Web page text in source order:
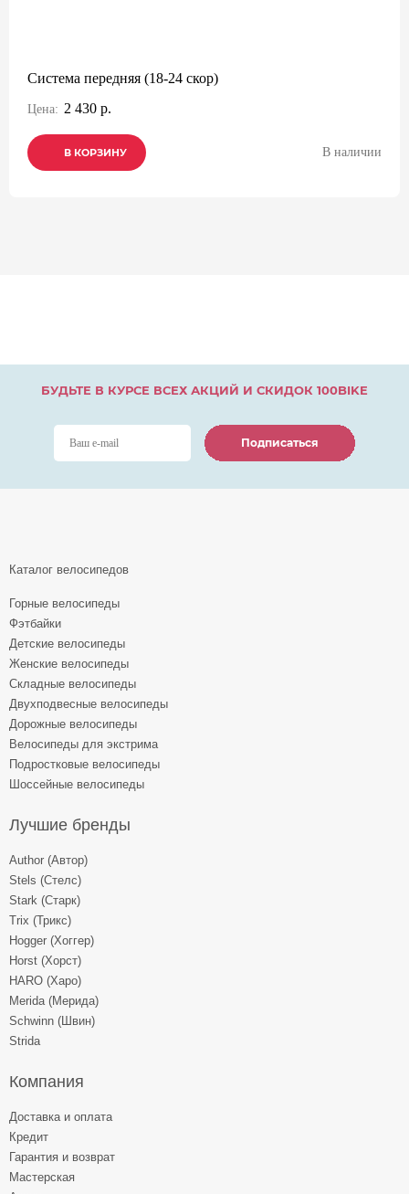
Система передняя (18-24 скор)
Цена: 2 430 р.
В КОРЗИНУ
В КОРЗИНУ
В КОРЗИНУ В наличии
БУДЬТЕ В КУРСЕ ВСЕХ АКЦИЙ И СКИДОК 100BIKE
Подписаться
Подписаться
Подписаться
Каталог велосипедов
Горные велосипеды
Фэтбайки
Детские велосипеды
Женские велосипеды
Складные велосипеды
Двухподвесные велосипеды
Дорожные велосипеды
Велосипеды для экстрима
Подростковые велосипеды
Шоссейные велосипеды
Лучшие бренды
Author (Автор)
Stels (Стелс)
Stark (Старк)
Trix (Трикс)
Hogger (Хоггер)
Horst (Хорст)
HARO (Харо)
Merida (Мерида)
Schwinn (Швин)
Strida
Компания
Доставка и оплата
Кредит
Гарантия и возврат
Мастерская